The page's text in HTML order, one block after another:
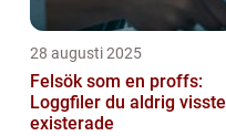
28 augusti 2025
Felsök som en proffs:
Loggfiler du aldrig visste
existerade